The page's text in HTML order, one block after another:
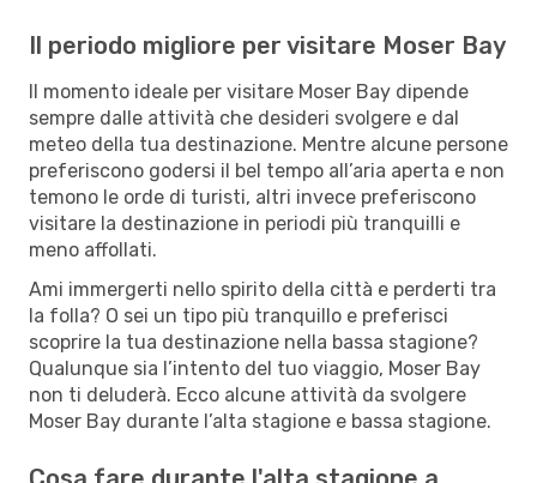
Il periodo migliore per visitare Moser Bay
Il momento ideale per visitare Moser Bay dipende
sempre dalle attività che desideri svolgere e dal
meteo della tua destinazione. Mentre alcune persone
preferiscono godersi il bel tempo all’aria aperta e non
temono le orde di turisti, altri invece preferiscono
visitare la destinazione in periodi più tranquilli e
meno affollati.
Ami immergerti nello spirito della città e perderti tra
la folla? O sei un tipo più tranquillo e preferisci
scoprire la tua destinazione nella bassa stagione?
Qualunque sia l’intento del tuo viaggio, Moser Bay
non ti deluderà. Ecco alcune attività da svolgere
Moser Bay durante l’alta stagione e bassa stagione.